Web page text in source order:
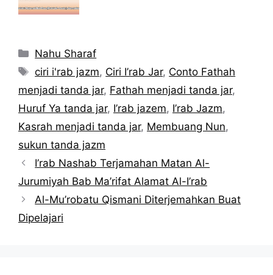
Kategori
Nahu Sharaf
Tag
ciri i'rab jazm, Ciri I’rab Jar, Conto Fathah
menjadi tanda jar, Fathah menjadi tanda jar,
Huruf Ya tanda jar, I’rab jazem, I’rab Jazm,
Kasrah menjadi tanda jar, Membuang Nun,
sukun tanda jazm
I’rab Nashab Terjamahan Matan Al-
Jurumiyah Bab Ma’rifat Alamat Al-I’rab
Al-Mu’robatu Qismani Diterjemahkan Buat
Dipelajari